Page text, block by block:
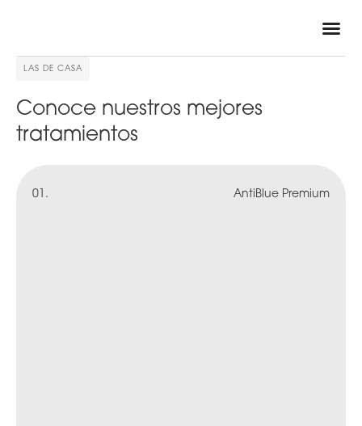
LAS DE CASA
Conoce nuestros mejores
tratamientos
01. AntiBlue Premium